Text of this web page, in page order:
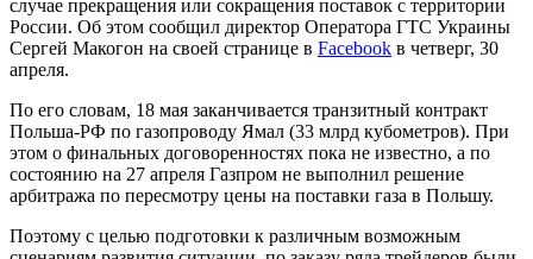
случае прекращения или сокращения поставок с территории
России. Об этом сообщил директор Оператора ГТС Украины
Сергей Макогон на своей странице в Facebook в четверг, 30
апреля.
По его словам, 18 мая заканчивается транзитный контракт
Польша-РФ по газопроводу Ямал (33 млрд кубометров). При
этом о финальных договоренностях пока не известно, а по
состоянию на 27 апреля Газпром не выполнил решение
арбитража по пересмотру цены на поставки газа в Польшу.
Поэтому с целью подготовки к различным возможным